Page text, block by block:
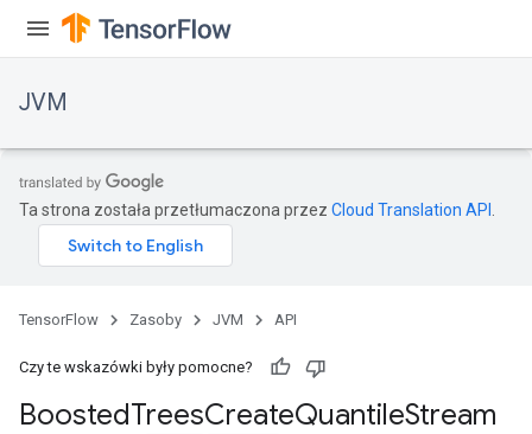
JVM
Ta strona została przetłumaczona przez Cloud Translation API
TensorFlow Zasoby JVM API
Czy te wskazówki były pomocne?
BoostedTreesCreateQuantileStream